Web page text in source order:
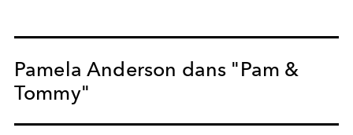
Pamela Anderson dans "Pam &
Tommy"